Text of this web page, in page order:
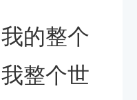
的整个
整个世